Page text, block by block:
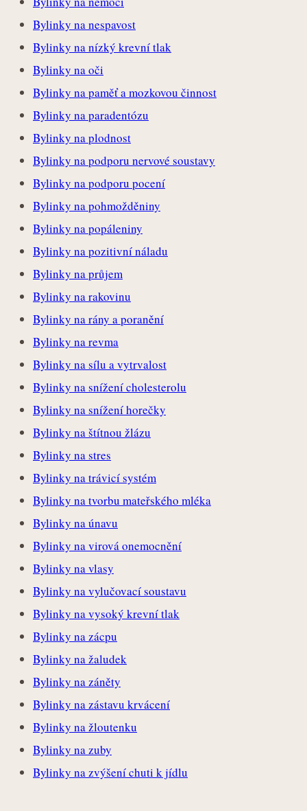
Bylinky na nespavost
Bylinky na nízký krevní tlak
Bylinky na oči
Bylinky na paměť a mozkovou činnost
Bylinky na paradentózu
Bylinky na plodnost
Bylinky na podporu nervové soustavy
Bylinky na podporu pocení
Bylinky na pohmožděniny
Bylinky na popáleniny
Bylinky na pozitivní náladu
Bylinky na průjem
Bylinky na rakovinu
Bylinky na rány a poranění
Bylinky na revma
Bylinky na sílu a vytrvalost
Bylinky na snížení cholesterolu
Bylinky na snížení horečky
Bylinky na štítnou žlázu
Bylinky na stres
Bylinky na trávicí systém
Bylinky na tvorbu mateřského mléka
Bylinky na únavu
Bylinky na virová onemocnění
Bylinky na vlasy
Bylinky na vylučovací soustavu
Bylinky na vysoký krevní tlak
Bylinky na zácpu
Bylinky na žaludek
Bylinky na záněty
Bylinky na zástavu krvácení
Bylinky na žloutenku
Bylinky na zuby
Bylinky na zvýšení chuti k jídlu